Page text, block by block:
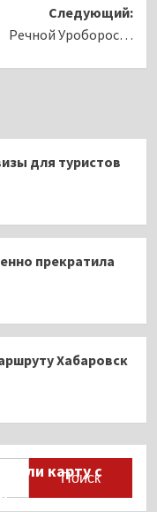
Следующий:
Речной Уроборос…
для туристов
прекратила
Хабаровск
карту с